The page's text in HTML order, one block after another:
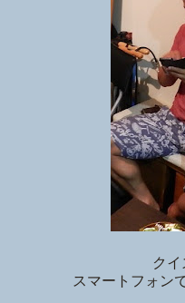
ク
スマートフォン